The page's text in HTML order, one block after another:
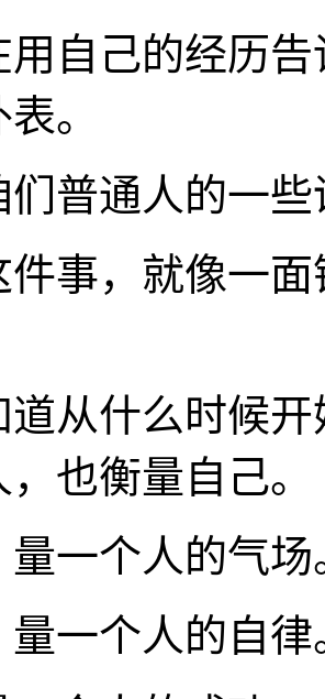
用自己的经历
。
们普通人的一些
件事，就像一
道从什么时候
也衡量自己。
量一个人的气场
量一个人的自律